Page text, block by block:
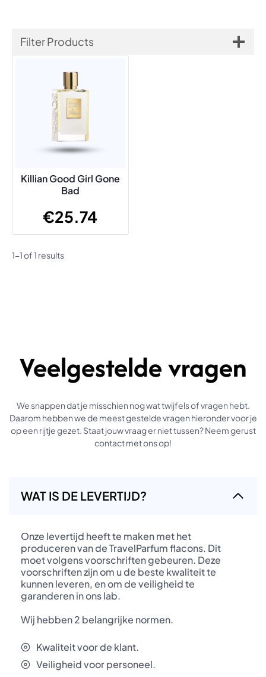
Filter Products
Killian Good Girl Gone
Bad
€25.74
1-1 of 1 results
Veelgestelde vragen
We snappen dat je misschien nog wat twijfels of vragen hebt.
Daarom hebben we de meest gestelde vragen hieronder voor je
op een rijtje gezet. Staat jouw vraag er niet tussen? Neem gerust
contact met ons op!
WAT IS DE LEVERTIJD?
Onze levertijd heeft te maken met het
produceren van de TravelParfum flacons. Dit
moet volgens voorschriften gebeuren. Deze
voorschriften zijn om u de beste kwaliteit te
kunnen leveren, en om de veiligheid te
garanderen in ons lab.
Wij hebben 2 belangrijke normen.
Kwaliteit voor de klant.
Veiligheid voor personeel.